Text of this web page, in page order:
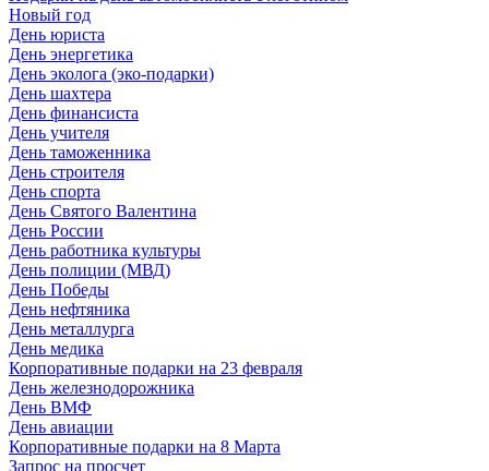
Новый год
День юриста
День энергетика
День эколога (эко-подарки)
День шахтера
День финансиста
День учителя
День таможенника
День строителя
День спорта
День Святого Валентина
День России
День работника культуры
День полиции (МВД)
День Победы
День нефтяника
День металлурга
День медика
Корпоративные подарки на 23 февраля
День железнодорожника
День ВМФ
День авиации
Корпоративные подарки на 8 Марта
Запрос на просчет